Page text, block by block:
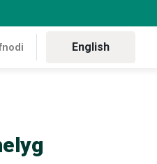
English